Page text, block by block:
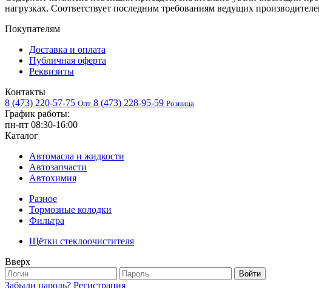
нагрузках. Соответствует последним требованиям ведущих
Покупателям
Доставка и оплата
Публичная оферта
Реквизиты
Контакты
8 (473) 220-57-75 Опт 8 (473) 228-95-59 Розница
График работы:
пн-пт 08:30-16:00
Каталог
Автомасла и жидкости
Автозапчасти
Автохимия
Разное
Тормозные колодки
Фильтра
Щётки стеклоочистителя
Вверх
Войти
Забыли пароль? Регистрация